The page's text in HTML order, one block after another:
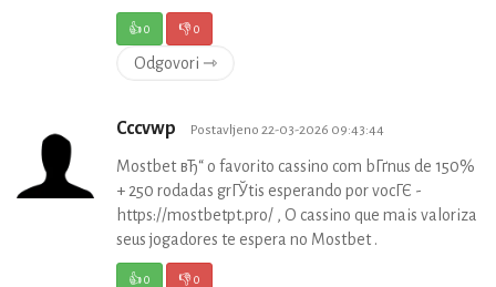
👍0 👎0
Odgovori ⇾
Cccvwp Postavljeno 22-03-2026 09:43:44
Mostbet вЂ“ o favorito cassino com bГґnus de 150%
+ 250 rodadas grГЎtis esperando por vocГЄ -
https://mostbetpt.pro/ , O cassino que mais valoriza
seus jogadores te espera no Mostbet .
👍0 👎0